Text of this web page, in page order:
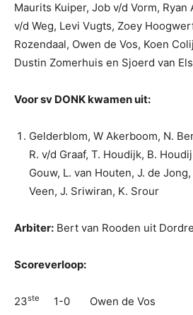
Maurits Kuiper, Job v/d Vorm, Ryan
v/d Weg, Levi Vugts, Zoey
Rozendaal, Owen de Vos, Koen
Dustin Zomerhuis en Sjoerd van
Voor sv DONK kwamen uit:
Gelderblom, W Akerboom, N.
R. v/d Graaf, T. Houdijk, B.
Gouw, L. van Houten, J. de
Veen, J. Sriwiran, K. Srour
Arbiter: Bert van Rooden uit
Scoreverloop:
23ste 1-0 Owen de Vos